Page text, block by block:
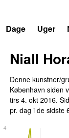
Dage
Uger
Niall
Denne kunstner/
København siden
tirs 4. okt 2016.
pr. dag i de sidste
4